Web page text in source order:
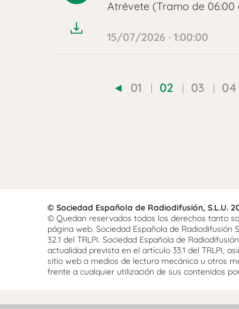
Atrévete (Tramo de 06:00
15/07/2026 · 1:00:00
01 02 03 04
© Sociedad Española de Radiodifusión, S.L.U.
© Quedan reservados todos los derechos tanto
página web. Sociedad Española de
32.1 del TRLPI. Sociedad Española de
actualidad prevista en el artículo 33.1 del TRLPI,
sitio web a medios de lectura mecánica u otros
frente a cualquier utilización de sus contenidos